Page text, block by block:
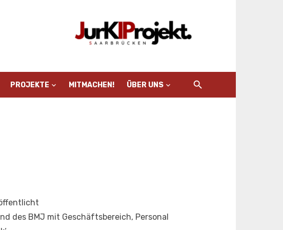
PROJEKTE MITMACHEN! ÜBER UNS
des BMJ mit Geschäftsbereich, Personal